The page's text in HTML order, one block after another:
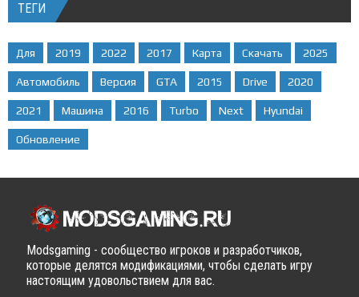
ТЕГИ
Для 2019 2022 2017 Карта Скачать 2025
Автомобиль Версия GTA 2015 Drive 2020
2021 Машина 2016 Turbo Next Hyundai
Обновление
Modsgaming - сообщество игроков и разработчиков,
которые делятся модификациями, чтобы сделать игру
настоящим удовольствием для вас.